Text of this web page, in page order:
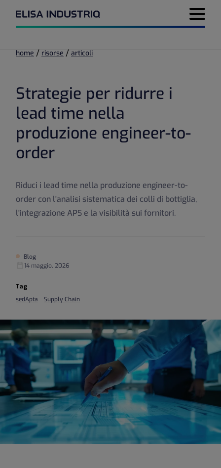
Menu di
home / risorse / articoli
Strategie per ridurre i
lead time nella
produzione engineer-to-
order
Riduci i lead time nella produzione engineer-to-
order con l'analisi sistematica dei colli di bottiglia,
l'integrazione APS e la visibilità sui fornitori.
Blog
14 maggio, 2026
Tag
sedApta
Supply Chain